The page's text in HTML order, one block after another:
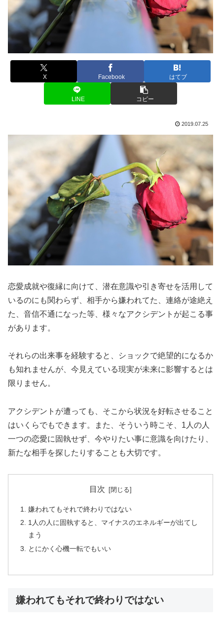
X Facebook はてブ
LINE コピー
2019.07.25
恋愛成就や復縁に向けて、潜在意識や引き寄せを活用して
いるのにも関わらず、相手から嫌われてた、連絡が途絶え
た、音信不通になった等、様々なアクシデントが起こる事
があります。
それらの出来事を経験すると、ショックで絶望的になるか
も知れませんが、今見えている現実が未来に影響するとは
限りません。
アクシデントが遭っても、そこから状況を好転させること
はいくらでもできます。また、そういう時こそ、1人の人
一つの恋愛に固執せず、今やりたい事に意識を向けたり、
新たな相手を探したりすることも大切です。
目次
嫌われてもそれで終わりではない
1人の人に固執すると、マイナスのエネルギーが出てし
まう
とにかく心機一転でもいい
嫌われてもそれで終わりではない